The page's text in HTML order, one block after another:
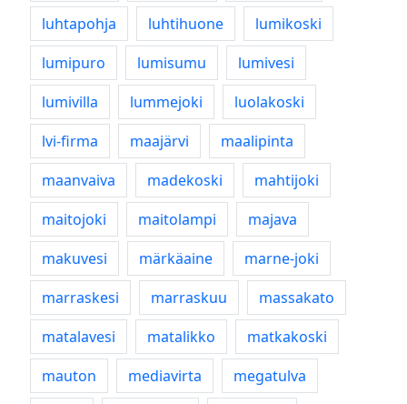
luhtapohja
luhtihuone
lumikoski
lumipuro
lumisumu
lumivesi
lumivilla
lummejoki
luolakoski
lvi-firma
maajärvi
maalipinta
maanvaiva
madekoski
mahtijoki
maitojoki
maitolampi
majava
makuvesi
märkäaine
marne-joki
marraskesi
marraskuu
massakato
matalavesi
matalikko
matkakoski
mauton
mediavirta
megatulva